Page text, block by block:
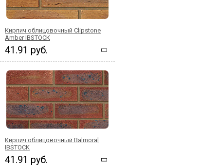
Кирпич облицовочный Clipstone
Amber IBSTOCK
41.91 руб.
Кирпич облицовочный Balmoral
IBSTOCK
41.91 руб.